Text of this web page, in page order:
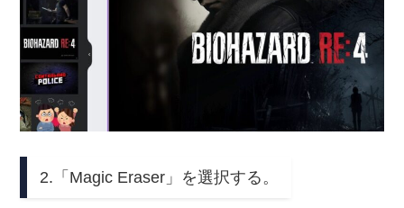
2.「Magic Eraser」を選択する。